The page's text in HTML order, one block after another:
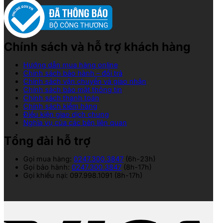
Chính sách và hỗ trợ khách hàng
Hướng dẫn mua hàng online
Chính sách bảo hành – đổi trả
Chính sách vận chuyển và giao nhận
Chính sách bảo mật thông tin
Chính sách thanh toán
Chính sách kiểm hàng
Điều kiện giao dịch chung
Nghĩa vụ của các bên liên quan
Tổng đài hỗ trợ
Gọi mua hàng: 0247.300.3847 (6h-23h)
Gọi bảo hành: 0247.300.3847 (8h-17h)
Gọi khiếu nại: 097.998.1091 (8h-17h)